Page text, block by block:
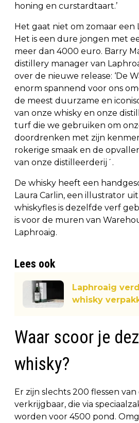
honing en curstardtaart.’
Het gaat niet om zomaar een
Het is een dure jongen met
meer dan 4000 euro. Barry
distillery manager van
over de nieuwe release: ‘De
enorm spannend voor ons
de meest duurzame en
van onze whisky en onze
turf die we gebruiken om
doordrenken met zijn
rokerige smaak en de
van onze distilleerderij´.
De whisky heeft een
Laura Carlin, een illustrator
whiskyfles is dezelfde verf
is voor de muren van
Laphroaig.
Lees ook
Laphroaig
whisky
Waar scoor je
whisky?
Er zijn slechts 200 flessen
verkrijgbaar, die via
worden voor 4500 pond.